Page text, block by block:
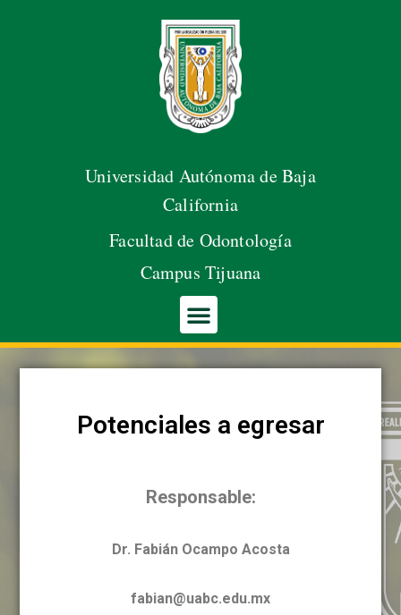
Abrir barra de herramientas
Universidad Autónoma de Baja
California
Facultad de Odontología
Campus Tijuana
Potenciales a egresar
Responsable:
Dr. Fabián Ocampo Acosta
fabian@uabc.edu.mx